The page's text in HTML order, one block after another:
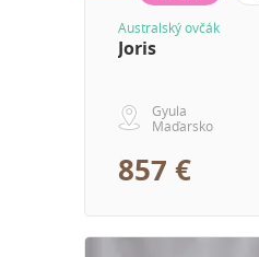
Australský ovčák
Joris
Gyula
Maďarsko
857 €